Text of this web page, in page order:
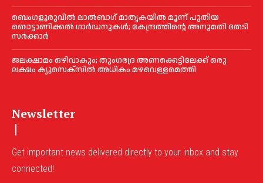
ബെംഗളൂരുവിൽ ലാൽബാഗ് മാതൃകയിൽ മൂന്ന് പുതിയ
ബൊട്ടാണിക്കൽ ഗാർഡനുകൾ; കേന്ദ്രത്തിന്റെ അനുമതി തേടി
സർക്കാർ
ജലക്ഷാമം ഒഴിവാകും; തുംഗഭദ്ര അണക്കെട്ടിലേക്ക് ഒരു
ലക്ഷം ക്യുസെക്സില്‍ അധികം മഴവെള്ളമെത്തി
Newsletter
Get important news delivered directly to your inbox and stay
connected!